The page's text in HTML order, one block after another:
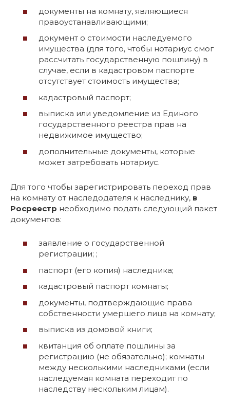
документы на комнату, являющиеся
правоустанавливающими;
документ о стоимости наследуемого
имущества (для того, чтобы нотариус смог
рассчитать государственную пошлину) в
случае, если в кадастровом паспорте
отсутствует стоимость имущества;
кадастровый паспорт;
выписка или уведомление из Единого
государственного реестра прав на
недвижимое имущество;
дополнительные документы, которые
может затребовать нотариус.
Для того чтобы зарегистрировать переход прав
на комнату от наследодателя к наследнику, в
Росреестр необходимо подать следующий пакет
документов:
заявление о государственной
регистрации; ;
паспорт (его копия) наследника;
кадастровый паспорт комнаты;
документы, подтверждающие права
собственности умершего лица на комнату;
выписка из домовой книги;
квитанция об оплате пошлины за
регистрацию (не обязательно); комнаты
между несколькими наследниками (если
наследуемая комната переходит по
наследству нескольким лицам).